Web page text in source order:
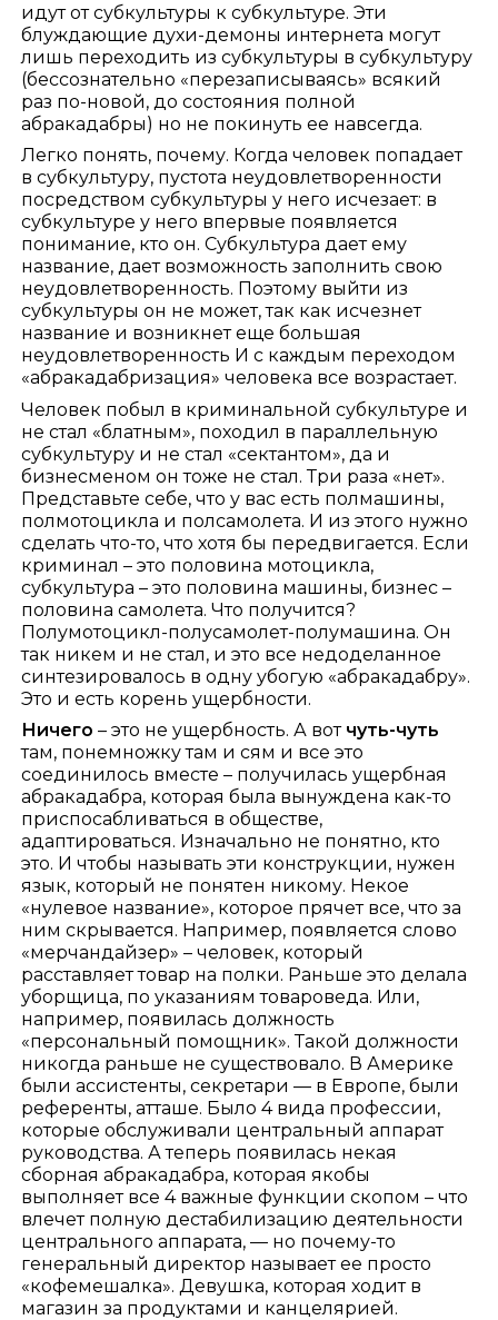
идут от субкультуры к субкультуре. Эти
блуждающие духи-демоны интернета могут
лишь переходить из субкультуры в субкультуру
(бессознательно «перезаписываясь» всякий
раз по-новой, до состояния полной
абракадабры) но не покинуть ее навсегда.
Легко понять, почему. Когда человек попадает
в субкультуру, пустота неудовлетворенности
посредством субкультуры у него исчезает: в
субкультуре у него впервые появляется
понимание, кто он. Субкультура дает ему
название, дает возможность заполнить свою
неудовлетворенность. Поэтому выйти из
субкультуры он не может, так как исчезнет
название и возникнет еще большая
неудовлетворенность И с каждым переходом
«абракадабризация» человека все возрастает.
Человек побыл в криминальной субкультуре и
не стал «блатным», походил в параллельную
субкультуру и не стал «сектантом», да и
бизнесменом он тоже не стал. Три раза «нет».
Представьте себе, что у вас есть полмашины,
полмотоцикла и полсамолета. И из этого нужно
сделать что-то, что хотя бы передвигается. Если
криминал – это половина мотоцикла,
субкультура – это половина машины, бизнес –
половина самолета. Что получится?
Полумотоцикл-полусамолет-полумашина. Он
так никем и не стал, и это все недоделанное
синтезировалось в одну убогую «абракадабру».
Это и есть корень ущербности.
Ничего – это не ущербность. А вот чуть-чуть
там, понемножку там и сям и все это
соединилось вместе – получилась ущербная
абракадабра, которая была вынуждена как-то
приспосабливаться в обществе,
адаптироваться. Изначально не понятно, кто
это. И чтобы называть эти конструкции, нужен
язык, который не понятен никому. Некое
«нулевое название», которое прячет все, что за
ним скрывается. Например, появляется слово
«мерчандайзер» – человек, который
расставляет товар на полки. Раньше это делала
уборщица, по указаниям товароведа. Или,
например, появилась должность
«персональный помощник». Такой должности
никогда раньше не существовало. В Америке
были ассистенты, секретари — в Европе, были
референты, атташе. Было 4 вида профессии,
которые обслуживали центральный аппарат
руководства. А теперь появилась некая
сборная абракадабра, которая якобы
выполняет все 4 важные функции скопом – что
влечет полную дестабилизацию деятельности
центрального аппарата, — но почему-то
генеральный директор называет ее просто
«кофемешалка». Девушка, которая ходит в
магазин за продуктами и канцелярией.